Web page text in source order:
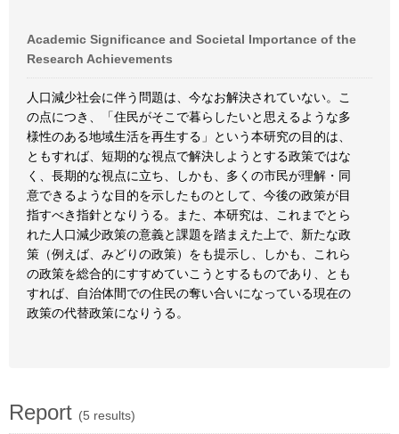
Academic Significance and Societal Importance of the
Research Achievements
人口減少社会に伴う問題は、今なお解決されていない。こ
の点につき、「住民がそこで暮らしたいと思えるような多
様性のある地域生活を再生する」という本研究の目的は、
ともすれば、短期的な視点で解決しようとする政策ではな
く、長期的な視点に立ち、しかも、多くの市民が理解・同
意できるような目的を示したものとして、今後の政策が目
指すべき指針となりうる。また、本研究は、これまでとら
れた人口減少政策の意義と課題を踏まえた上で、新たな政
策（例えば、みどりの政策）をも提示し、しかも、これら
の政策を総合的にすすめていこうとするものであり、とも
すれば、自治体間での住民の奪い合いになっている現在の
政策の代替政策になりうる。
Report (5 results)